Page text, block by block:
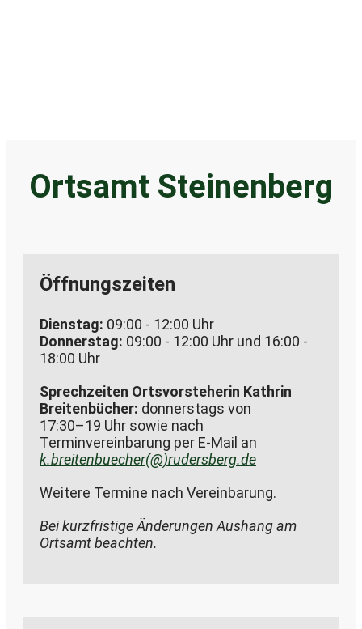
Ortsamt Steinenberg
Öffnungszeiten
Dienstag: 09:00 - 12:00 Uhr
Donnerstag: 09:00 - 12:00 Uhr und 16:00 -
18:00 Uhr
Sprechzeiten Ortsvorsteherin Kathrin
Breitenbücher: donnerstags von
17:30–19 Uhr sowie nach
Terminvereinbarung per E-Mail an
k.breitenbuecher(@)rudersberg.de
Weitere Termine nach Vereinbarung.
Bei kurzfristige Änderungen Aushang am
Ortsamt beachten.